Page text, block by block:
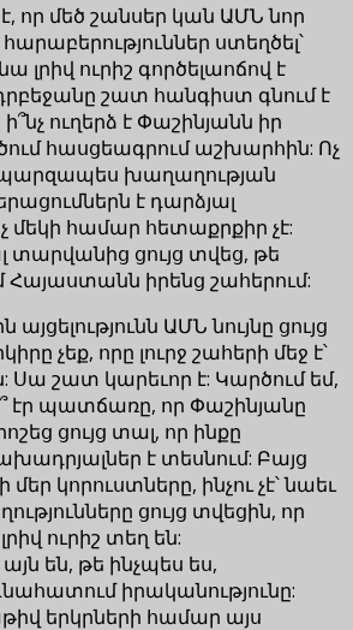
որ մեծ շանսեր կան ԱՄՆ նոր
ստեղծել՝
լրիվ ուրիշ գործելաոճով է
շատ հանգիստ գնում է
ուղերձ է Փաշինյանն իր
հասցեագրում աշխարհին: Ոչ
պարզապես խաղաղության
է դարձյալ
մեկի համար հետաքրքիր չէ:
տարվանից ցույց տվեց, թե
Հայաստանն իրենց շահերում:
ԱՄՆ նույնը ցույց
չեք, որը լուրջ շահերի մեջ է՝
շատ կարեւոր է: Կարծում եմ,
էր պատճառը, որ Փաշինյանը
ցույց տալ, որ ինքը
է տեսնում: Բայց
կորուստները, ինչու չէ՝ նաեւ
ցույց տվեցին, որ
ուրիշ տեղ են:
են, թե ինչպես ես,
իրականությունը:
երկրների համար այս